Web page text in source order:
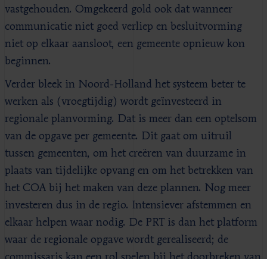
vastgehouden. Omgekeerd gold ook dat wanneer
communicatie niet goed verliep en besluitvorming
niet op elkaar aansloot, een gemeente opnieuw kon
beginnen.
Verder bleek in Noord-Holland het systeem beter te
werken als (vroegtijdig) wordt geïnvesteerd in
regionale planvorming. Dat is meer dan een optelsom
van de opgave per gemeente. Dit gaat om uitruil
tussen gemeenten, om het creëren van duurzame in
plaats van tijdelijke opvang en om het betrekken van
het COA bij het maken van deze plannen. Nog meer
investeren dus in de regio. Intensiever afstemmen en
elkaar helpen waar nodig. De PRT is dan het platform
waar de regionale opgave wordt gerealiseerd; de